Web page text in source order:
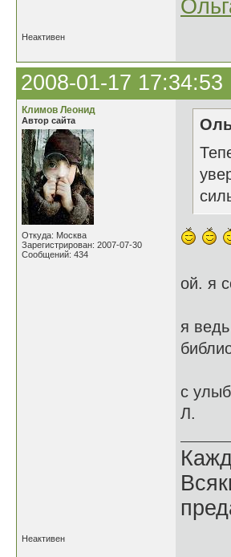
Неактивен
2008-01-17 17:34:53
Климов Леонид
Автор сайта
Откуда: Москва
Зарегистрирован: 2007-07-30
Сообщений: 434
ой. я
я
с
Л.
Неактивен